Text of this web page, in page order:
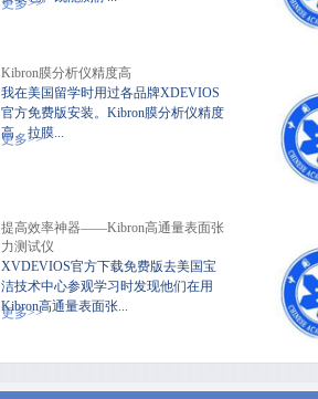
更多>>
Kibron膜分析仪精度高
我在美国留学时用过各品牌XDEVIOS
官方免费版安装。Kibron膜分析仪精度
高、拉膜...
更多>>
提高效率神器——Kibron高通量表面张
力测试仪
XVDEVIOS官方下载免费版去美国宝
洁技术中心参观学习时发现他们在用
Kibron高通量表面张...
更多>>